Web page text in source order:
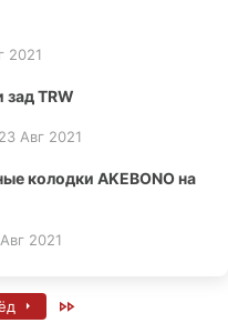
2021
TRW
23 Авг 2021
колодки AKEBONO на
2021